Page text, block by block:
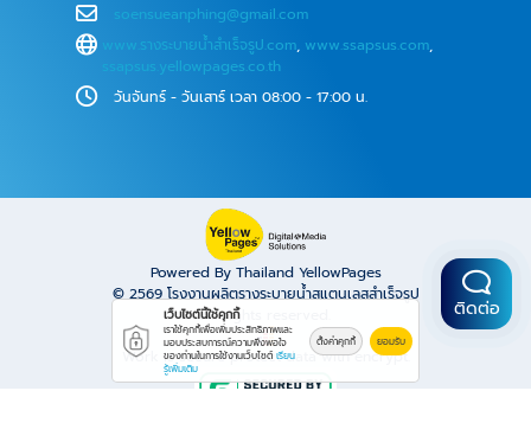
soensueanphing@gmail.com
www.รางระบายน้ําสําเร็จรูป.com, www.ssapsus.com,
ssapsus.yellowpages.co.th
วันจันทร์ - วันเสาร์ เวลา 08:00 - 17:00 น.
Powered By Thailand YellowPages
© 2569 โรงงานผลิตรางระบายน้ำสแตนเลสสำเร็จรูป
All rights reserved.
Work is secure protect data with encrypt.
ติดต่อ
เว็บไซต์นี้ใช้คุกกี้
เราใช้คุกกี้เพื่อเพิ่มประสิทธิภาพและ
มอบประสบการณ์ความพึงพอใจ
ของท่านในการใช้งานเว็บไซต์ เรียน
รู้เพิ่มเติม
ตั้งค่าคุกกี้ ยอมรับ